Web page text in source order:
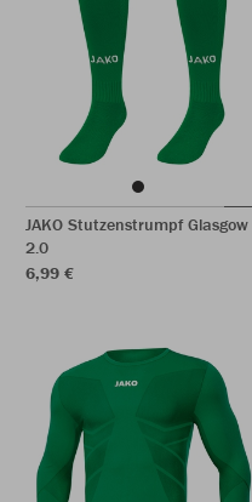
JAKO Stutzenstrumpf Glasgow
2.0
6,99 €